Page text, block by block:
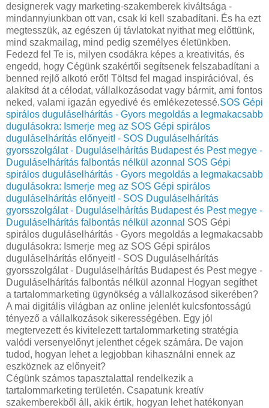
designerek vagy marketing-szakemberek kiváltsága -
mindannyiunkban ott van, csak ki kell szabadítani. És ha ezt
megtesszük, az egészen új távlatokat nyithat meg előttünk,
mind szakmailag, mind pedig személyes életünkben.
Fedezd fel Te is, milyen csodákra képes a kreativitás, és
engedd, hogy Cégünk szakértői segítsenek felszabadítani a
benned rejlő alkotó erőt! Töltsd fel magad inspirációval, és
alakítsd át a célodat, vállalkozásodat vagy bármit, ami fontos
neked, valami igazán egyedivé és emlékezetessé.SOS Gépi
spirálos duguláselhárítás - Gyors megoldás a legmakacsabb
dugulásokra: Ismerje meg az SOS Gépi spirálos
duguláselhárítás előnyeit! - SOS Duguláselhárítás
gyorsszolgálat - Duguláselhárítás Budapest és Pest megye -
Duguláselhárítás falbontás nélkül azonnal SOS Gépi
spirálos duguláselhárítás - Gyors megoldás a legmakacsabb
dugulásokra: Ismerje meg az SOS Gépi spirálos
duguláselhárítás előnyeit! - SOS Duguláselhárítás
gyorsszolgálat - Duguláselhárítás Budapest és Pest megye -
Duguláselhárítás falbontás nélkül azonnal SOS Gépi
spirálos duguláselhárítás - Gyors megoldás a legmakacsabb
dugulásokra: Ismerje meg az SOS Gépi spirálos
duguláselhárítás előnyeit! - SOS Duguláselhárítás
gyorsszolgálat - Duguláselhárítás Budapest és Pest megye -
Duguláselhárítás falbontás nélkül azonnal Hogyan segíthet
a tartalommarketing ügynökség a vállalkozásod sikerében?
A mai digitális világban az online jelenlét kulcsfontosságú
tényező a vállalkozások sikerességében. Egy jól
megtervezett és kivitelezett tartalommarketing stratégia
valódi versenyelőnyt jelenthet cégek számára. De vajon
tudod, hogyan lehet a legjobban kihasználni ennek az
eszköznek az előnyeit?
Cégünk számos tapasztalattal rendelkezik a
tartalommarketing területén. Csapatunk kreatív
szakemberekből áll, akik értik, hogyan lehet hatékonyan